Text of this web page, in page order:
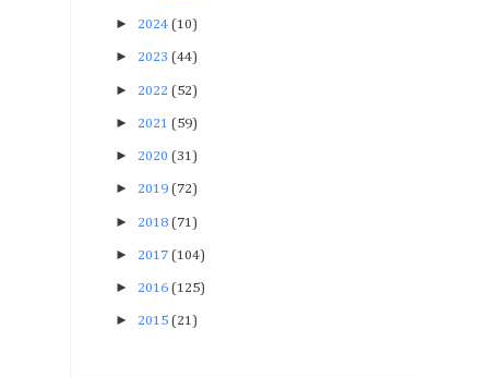
► 2024 (10)
► 2023 (44)
► 2022 (52)
► 2021 (59)
► 2020 (31)
► 2019 (72)
► 2018 (71)
► 2017 (104)
► 2016 (125)
► 2015 (21)